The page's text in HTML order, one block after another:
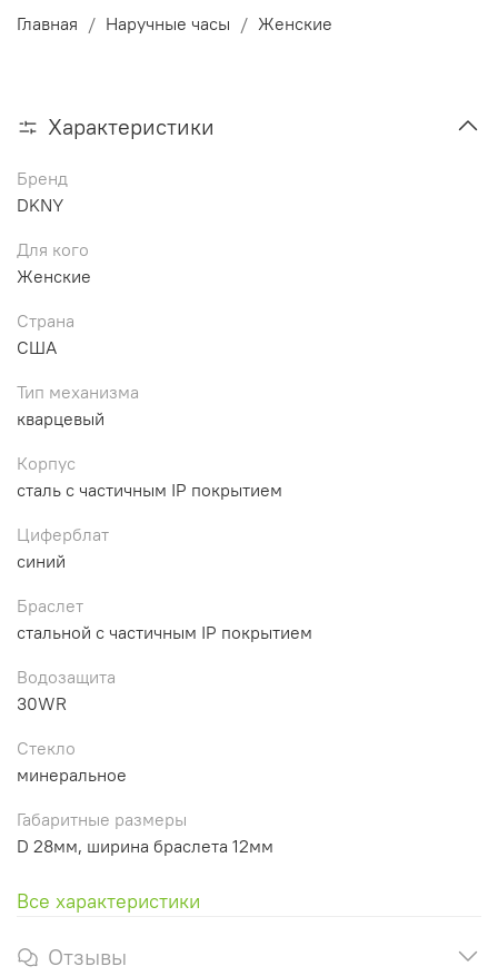
Главная Наручные часы Женские
Характеристики
Бренд
DKNY
Для кого
Женские
Страна
США
Тип механизма
кварцевый
Корпус
сталь с частичным IP покрытием
Циферблат
синий
Браслет
стальной с частичным IP покрытием
Водозащита
30WR
Стекло
минеральное
Габаритные размеры
D 28мм, ширина браслета 12мм
Все характеристики
Отзывы